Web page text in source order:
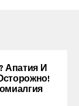
Апатия И